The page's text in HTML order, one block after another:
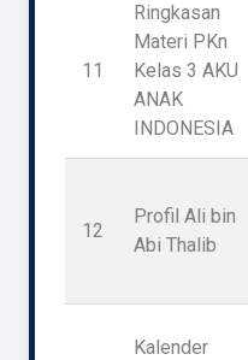
11
Ringkasan
Materi PKn
Kelas 3 AKU
ANAK
INDONESIA
12
Profil Ali bin
Abi Thalib
Kalender